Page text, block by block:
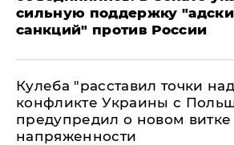
сильную поддержку
санкций" против России
Кулеба "расставил точки
конфликте Украины с
предупредил о новом витке
напряженности